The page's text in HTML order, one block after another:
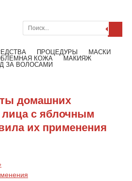
ПРОЦЕДУРЫ
МАСКИ
КОЖА
МАКИЯЖ
ЗА ВОЛОСАМИ
домашних
с яблочным
их применения